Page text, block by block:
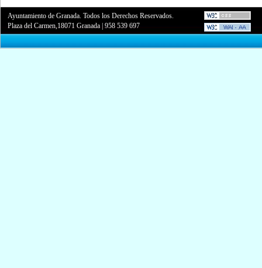
Ayuntamiento de Granada. Todos los Derechos Reservados.
Plaza del Carmen,18071 Granada |958 539 697